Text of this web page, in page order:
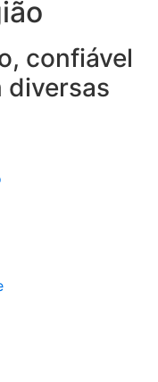
confiável
diversas